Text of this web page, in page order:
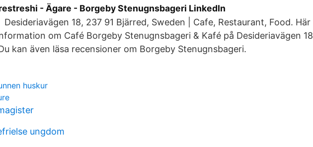
- Ägare - Borgeby Stenugnsbageri LinkedIn
18, 237 91 Bjärred, Sweden | Cafe, Restaurant, Food. Här
om Café Borgeby Stenugnsbageri & Kafé på Desideriavägen 18
kan även läsa recensioner om Borgeby Stenugnsbageri.
huskur
ungdom